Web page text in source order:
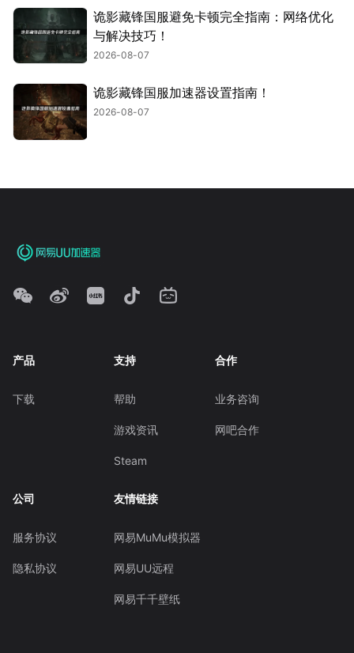
诡影藏锋国服避免卡顿完全指南：网络优化
与解决技巧！
2026-08-07
诡影藏锋国服加速器设置指南！
2026-08-07
产品
下载
支持
帮助
游戏资讯
Steam
合作
业务咨询
网吧合作
公司
服务协议
隐私协议
友情链接
网易MuMu模拟器
网易UU远程
网易千千壁纸